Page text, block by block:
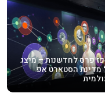
פרס לחדשנות – מיצג
מדינת הסטארט אפ